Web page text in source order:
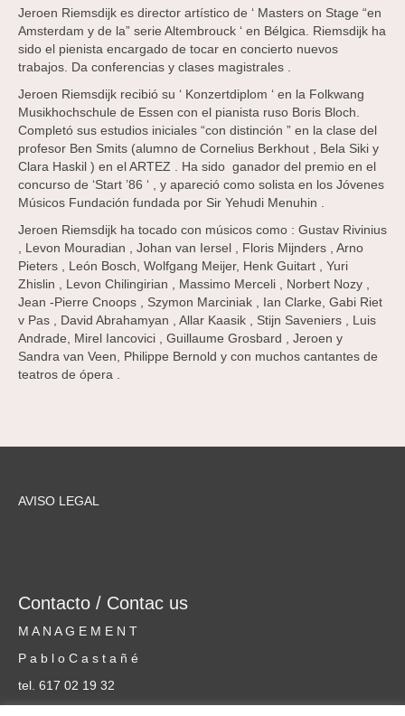
Jeroen Riemsdijk es director artístico de ‘ Masters on Stage “en
Amsterdam y de la” serie Altembrouck ‘ en Bélgica. Riemsdijk ha
sido el pienista encargado de tocar en concierto nuevos
trabajos. Da conferencias y clases magistrales .
Jeroen Riemsdijk recibió su ‘ Konzertdiplom ‘ en la Folkwang
Musikhochschule de Essen con el pianista ruso Boris Bloch.
Completó sus estudios iniciales “con distinción ” en la clase del
profesor Ben Smits (alumno de Cornelius Berkhout , Bela Siki y
Clara Haskil ) en el ARTEZ . Ha sido ganador del premio en el
concurso de ‘Start ’86 ‘ , y apareció como solista en los Jóvenes
Músicos Fundación fundada por Sir Yehudi Menuhin .
Jeroen Riemsdijk ha tocado con músicos como : Gustav Rivinius
, Levon Mouradian , Johan van Iersel , Floris Mijnders , Arno
Pieters , León Bosch, Wolfgang Meijer, Henk Guitart , Yuri
Zhislin , Levon Chilingirian , Massimo Merceli , Norbert Nozy ,
Jean -Pierre Cnoops , Szymon Marciniak , Ian Clarke, Gabi Riet
v Pas , David Abrahamyan , Allar Kaasik , Stijn Saveniers , Luis
Andrade, Mirel Iancovici , Guillaume Grosbard , Jeroen y
Sandra van Veen, Philippe Bernold y con muchos cantantes de
teatros de ópera .
AVISO LEGAL
Contacto / Contac us
M A N A G E M E N T
P a b l o C a s t a ñ é
tel. 617 02 19 32